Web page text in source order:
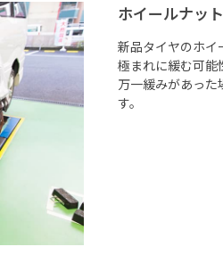
ホイールナッ
新品タイヤのホイ
極まれに緩む可能
万一緩みがあった
す。